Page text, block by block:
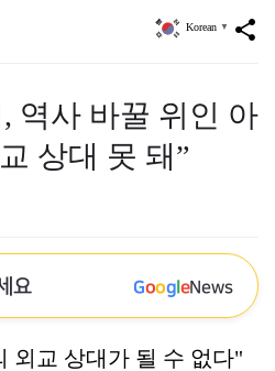
share
Korean ▼
역사 바꿀 위인 아
상대 못 돼”
요 GoogleNews
외교 상대가 될 수 없다"